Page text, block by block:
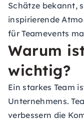
Schätze bekannt,
inspirierende
für Teamevents
Warum
wichtig?
Ein starkes Team
Unternehmens.
verbessern die